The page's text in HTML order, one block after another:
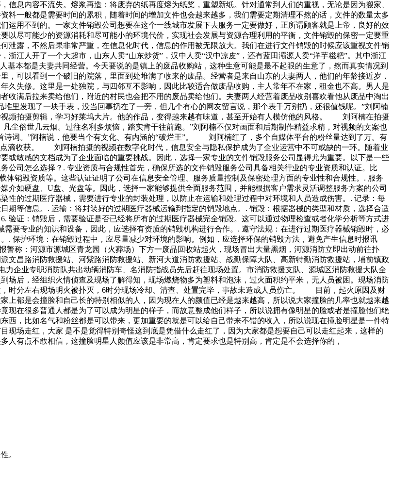
息内容不流失。熔浆再造：将废弃的纸再度熔为纸桨，重塑新纸。针对通常到人们的重视，无论是因为搬家、
料一般都是需要时间的累积，随着时间的增加文件也会越来越多，我们需要定期清理不然的话，文件的数量太多
运用不到的。一家文件销毁公司想要在这个一线城市发展下去服务一定要做好，正所谓顾客就是上帝，良好的效
以尽可能少的资源消耗和尽可能小的环境代价，实现社会发展与资源合理利用的平衡，文件销毁的保密一定要重
泄露，不然后果非常严重，在信息化时代，信息的作用被无限放大。我们在进行文件销毁的时候应该重视文件销
江人开了一个大超市，山东人卖“山东炒货”，汉中人卖“汉中凉皮”，还有蓝田灞源人卖“洋芋糍粑”。其中浙江
基本都是夫妻共同经营。今天要说的是镇上的废品收购站，这种生意可能是最不起眼的生意了，然而真实情况到
可以看到一个破旧的院落，里面到处堆满了收来的废品。经营者是来自山东的夫妻两人，他们的年龄接近岁，
久失修。这里是一处独院，与四邻互不影响，因此比较适合做废品收购，主人常年不在家，租金也不高。男人是
收满后拉来卖给他们，附近的村民也会把不用的废品卖给他们。夫妻两人经营着废品收别喜欢看他从废品中淘出
里发现了一块手表，没当回事扔在了一旁，但几个有心的网友留言说，那个表千万别扔，还很值钱呢。”刘阿楠
拍摄剪辑，学习好莱坞大片。他的作品，变得越来越有味道，甚至开始有人模仿他的风格。 刘阿楠在拍摄
俗世几云烟。过往名利多烦恼，踏实肯干往前跑。”刘阿楠不仅对画面和后期制作精益求精，对视频的文案也
诗词。”阿楠说，他要当个有文化、有内涵的“破烂王”。 刘阿楠红了，多个自媒体平台的粉丝量达到了万。有
滴收获。 刘阿楠拍摄的视频在数字化时代，信息安全与隐私保护成为了企业运营中不可或缺的一环。随着业
或敏感的文档成为了企业面临的重要挑战。因此，选择一家专业的文件销毁服务公司显得尤为重要。以下是一些
公司怎么选择？. 专业资质与合规性首先，确保所选的文件销毁服务公司具备相关行业的专业资质和认证。比
销毁资质等。这些认证证明了公司在信息安全管理、服务质量控制及保密处理方面的专业性和合规性。. 服务
介如硬盘、U盘、光盘等。因此，选择一家能够提供全面服务范围，并能根据客户需求灵活调整服务方案的公司
性的过期医疗器械，需要进行专业的封装处理，以防止在运输和处理过程中对环境和人员造成伤害。. 记录：每
期等信息。. 运输：将封装好的过期医疗器械运输到指定的销毁地点。. 销毁：根据器械的类型和材质，选择合适
验证：销毁后，需要验证是否已经将所有的过期医疗器械完全销毁。这可以通过物理检查或者化学分析等方式进
要专业的知识和设备，因此，应选择有资质的销毁机构进行合作。. 遵守法规：在进行过期医疗器械销毁时，必
. 保护环境：在销毁过程中，应尽量减少对环境的影响。例如，应选择环保的销毁方法，避免产生信息时报讯
警称：河源市源城区青龙园（火葬场）下方一废品回收站起火，现场冒出大量黑烟，河源消防立即出动前往扑
昌路消防救援站、河紫路消防救援站、新河大道消防救援站、战勤保障大队、高新特勤消防救援站，埔前镇政
企业专职消防队共出动辆消防车、名消防指战员先后赶往现场处置。市消防救援支队、源城区消防救援大队全
后，经组织火情侦查及现场了解得知，现场燃烧物多为塑料和泡沫，过火面积约平米，无人员被困。现场消防
时分左右现场明火被扑灭，6时分现场冷却、清查、处置完毕，事故未造成人员伤亡。 目前，起火原因及财
上都是会撞脸和自己长的特别相似的人，因为现在人的颜值已经是越来越高，所以说大家撞脸的几率也就越来越
现在很多普通人都是为了可以成为明星的样子，而故意整成他们样子，所以说拥有像明星的脸或者是撞脸他们绝
西，比如名气和粉丝都是可以带来，更加重要的就是可以给自己带来不错的收入，所以说现在撞脸明星是一件特
现场走红，大家 是不是觉得特别奇怪这到底是凭借什么走红了，因为大家都是想要自己可以走红起来，这样的
有点不敢相信，这撞脸明星人颜值应该是非常高，肯定要求也是特别高，肯定是不会选择你的，
。